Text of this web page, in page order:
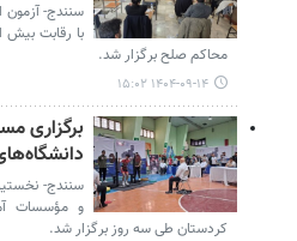
سنندج- آزمون
محاکم صلح برگزار شد.
۱۴۰۴-۰۹-۱۴ ۱۵:۰۲
برگزاری
سنندج-
و مؤسسات
کردستان طی سه روز برگزار شد.